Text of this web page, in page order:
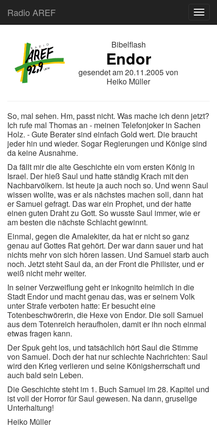
Radio AREF
Bibelflash
Endor
gesendet am20.11.2005von
Heiko Müller
So, mal sehen. Hm, passt nicht. Was mache ich denn jetzt?
Ich rufe mal Thomas an - meinen Telefonjoker in Sachen
Holz. - Gute Berater sind einfach Gold wert. Die braucht
jeder hin und wieder. Sogar Regierungen und Könige sind
da keine Ausnahme.
Da fällt mir die alte Geschichte ein vom ersten König in
Israel. Der hieß Saul und hatte ständig Krach mit den
Nachbarvölkern. Ist heute ja auch noch so. Und wenn Saul
wissen wollte, was er als nächstes machen soll, dann hat
er Samuel gefragt. Das war ein Prophet, und der hatte
einen guten Draht zu Gott. So wusste Saul immer, wie er
am besten die nächste Schlacht gewinnt.
Einmal, gegen die Amalekiter, da hat er nicht so ganz
genau auf Gottes Rat gehört. Der war dann sauer und hat
nichts mehr von sich hören lassen. Und Samuel starb auch
noch. Jetzt steht Saul da, an der Front die Philister, und er
weiß nicht mehr weiter.
In seiner Verzweiflung geht er inkognito heimlich in die
Stadt Endor und macht genau das, was er seinem Volk
unter Strafe verboten hatte: Er besucht eine
Totenbeschwörerin, die Hexe von Endor. Die soll Samuel
aus dem Totenreich heraufholen, damit er ihn noch einmal
etwas fragen kann.
Der Spuk geht los, und tatsächlich hört Saul die Stimme
von Samuel. Doch der hat nur schlechte Nachrichten: Saul
wird den Krieg verlieren und seine Königsherrschaft und
auch bald sein Leben.
Die Geschichte steht im 1. Buch Samuel im 28. Kapitel und
ist voll der Horror für Saul gewesen. Na dann, gruselige
Unterhaltung!
Heiko Müller